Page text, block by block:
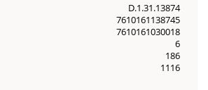
D.1.31.13874
7610161138745
7610161030018
6
186
1116